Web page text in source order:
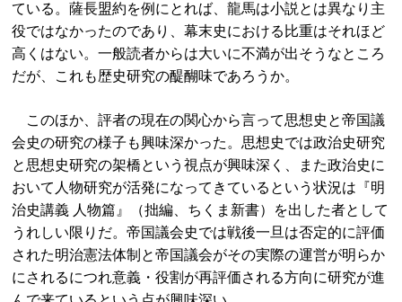
ている。薩長盟約を例にとれば、龍馬は小説とは異なり主
役ではなかったのであり、幕末史における比重はそれほど
高くはない。一般読者からは大いに不満が出そうなところ
だが、これも歴史研究の醍醐味であろうか。
このほか、評者の現在の関心から言って思想史と帝国議
会史の研究の様子も興味深かった。思想史では政治史研究
と思想史研究の架橋という視点が興味深く、また政治史に
おいて人物研究が活発になってきているという状況は『明
治史講義 人物篇』（拙編、ちくま新書）を出した者として
うれしい限りだ。帝国議会史では戦後一旦は否定的に評価
された明治憲法体制と帝国議会がその実際の運営が明らか
にされるにつれ意義・役割が再評価される方向に研究が進